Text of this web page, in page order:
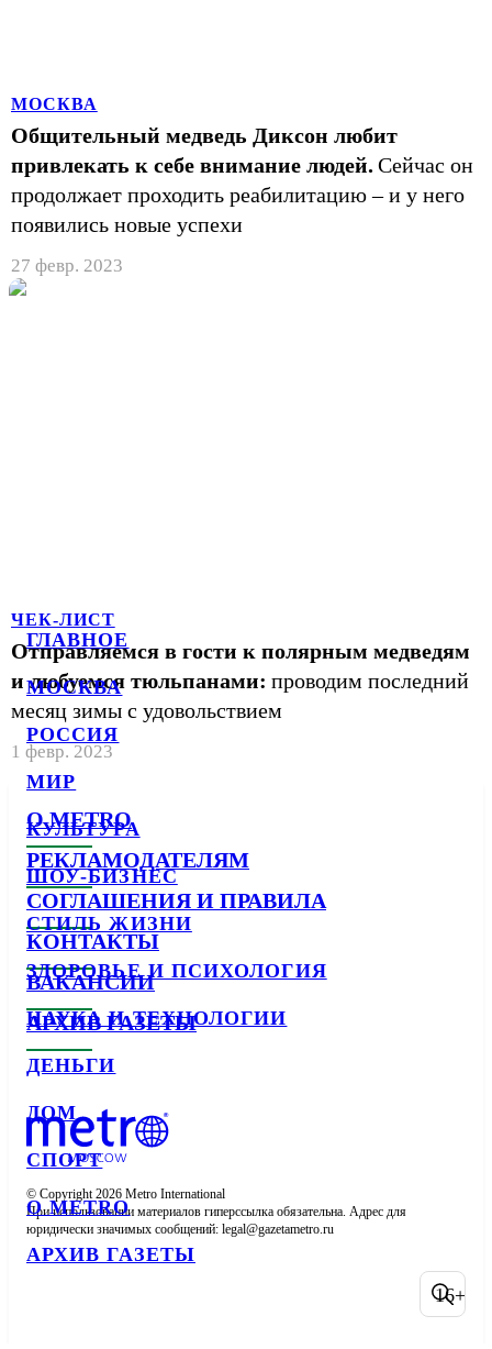
ГЛАВНОЕ
МОСКВА
РОССИЯ
МИР
КУЛЬТУРА
ШОУ-БИЗНЕС
СТИЛЬ ЖИЗНИ
ЗДОРОВЬЕ И ПСИХОЛОГИЯ
НАУКА И ТЕХНОЛОГИИ
ДЕНЬГИ
ДОМ
СПОРТ
О METRO
АРХИВ ГАЗЕТЫ
МОСКВА
Общительный медведь Диксон любит
привлекать к себе внимание людей. Сейчас он
продолжает проходить реабилитацию – и у него
появились новые успехи
27 февр. 2023
ЧЕК-ЛИСТ
Отправляемся в гости к полярным медведям
и любуемся тюльпанами: проводим последний
месяц зимы с удовольствием
1 февр. 2023
О METRO
РЕКЛАМОДАТЕЛЯМ
СОГЛАШЕНИЯ И ПРАВИЛА
КОНТАКТЫ
ВАКАНСИИ
АРХИВ ГАЗЕТЫ
© Copyright 2026 Metro International
При использовании материалов гиперссылка обязательна. Адрес для
юридически значимых сообщений:
16+